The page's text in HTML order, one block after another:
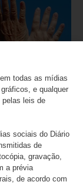
e a
apoio
todas as mídias
e qualquer
pelas leis de
sociais do Diário
de
gravação,
a prévia
de acordo com